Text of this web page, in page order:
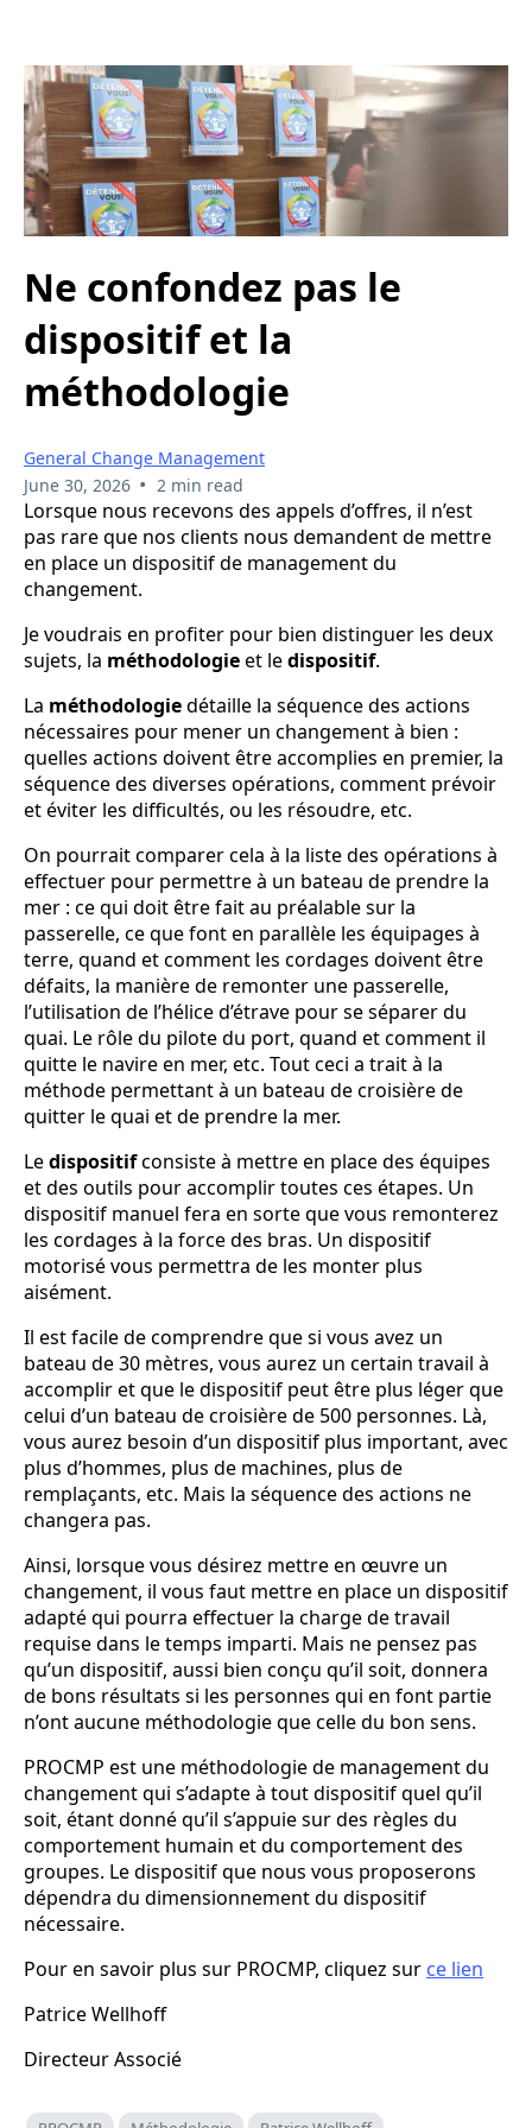
Ne confondez pas le
dispositif et la
méthodologie
General Change Management
June 30, 2026 • 2 min read
Lorsque nous recevons des appels d’offres, il n’est
pas rare que nos clients nous demandent de mettre
en place un dispositif de management du
changement.
Je voudrais en profiter pour bien distinguer les deux
sujets, la méthodologieet ledispositif.
La méthodologiedétaille la séquence des actions
nécessaires pour mener un changement à bien :
quelles actions doivent être accomplies en premier, la
séquence des diverses opérations, comment prévoir
et éviter les difficultés, ou les résoudre, etc.
On pourrait comparer cela à la liste des opérations à
effectuer pour permettre à un bateau de prendre la
mer : ce qui doit être fait au préalable sur la
passerelle, ce que font en parallèle les équipages à
terre, quand et comment les cordages doivent être
défaits, la manière de remonter une passerelle,
l’utilisation de l’hélice d’étrave pour se séparer du
quai. Le rôle du pilote du port, quand et comment il
quitte le navire en mer, etc. Tout ceci a trait à la
méthode permettant à un bateau de croisière de
quitter le quai et de prendre la mer.
Ledispositifconsiste à mettre en place des équipes
et des outils pour accomplir toutes ces étapes. Un
dispositif manuel fera en sorte que vous remonterez
les cordages à la force des bras. Un dispositif
motorisé vous permettra de les monter plus
aisément.
Il est facile de comprendre que si vous avez un
bateau de 30 mètres, vous aurez un certain travail à
accomplir et que le dispositif peut être plus léger que
celui d’un bateau de croisière de 500 personnes. Là,
vous aurez besoin d’un dispositif plus important, avec
plus d’hommes, plus de machines, plus de
remplaçants, etc. Mais la séquence des actions ne
changera pas.
Ainsi, lorsque vous désirez mettre en œuvre un
changement, il vous faut mettre en place un dispositif
adapté qui pourra effectuer la charge de travail
requise dans le temps imparti. Mais ne pensez pas
qu’un dispositif, aussi bien conçu qu’il soit, donnera
de bons résultats si les personnes qui en font partie
n’ont aucune méthodologie que celle du bon sens.
PROCMP est une méthodologie de management du
changement qui s’adapte à tout dispositif quel qu’il
soit, étant donné qu’il s’appuie sur des règles du
comportement humain et du comportement des
groupes. Le dispositif que nous vous proposerons
dépendra du dimensionnement du dispositif
nécessaire.
​Pour en savoir plus sur PROCMP, cliquez sur ce lien
Patrice Wellhoff
Directeur Associé